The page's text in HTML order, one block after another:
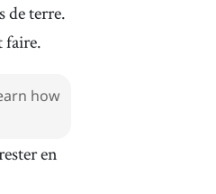
de terre.
faire.
how
en